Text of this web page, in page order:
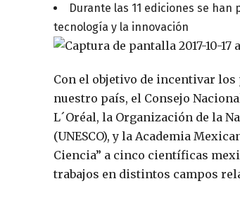
Durante las 11 ediciones se
tecnología y la innovación
Con el objetivo de incentivar
nuestro país, el Consejo
L´Oréal, la Organización de la
(UNESCO), y la Academia
Ciencia” a cinco científicas
trabajos en distintos campos